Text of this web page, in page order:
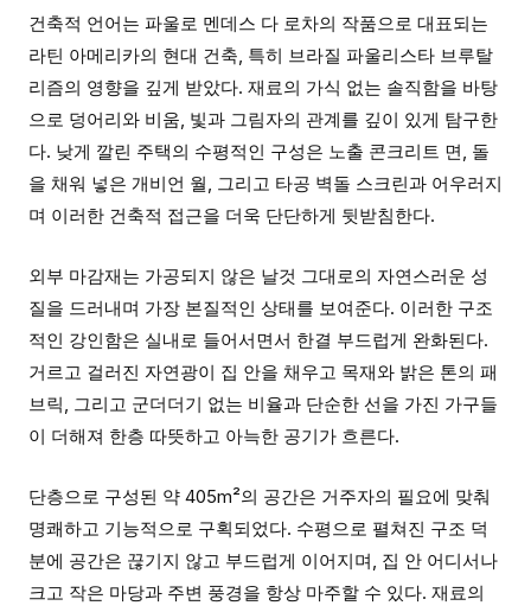
건축적 언어는 파울로 멘데스 다 로차의 작품으로 대표되는
라틴 아메리카의 현대 건축, 특히 브라질 파울리스타 브루탈
리즘의 영향을 깊게 받았다. 재료의 가식 없는 솔직함을 바탕
으로 덩어리와 비움, 빛과 그림자의 관계를 깊이 있게 탐구한
다. 낮게 깔린 주택의 수평적인 구성은 노출 콘크리트 면, 돌
을 채워 넣은 개비언 월, 그리고 타공 벽돌 스크린과 어우러지
며 이러한 건축적 접근을 더욱 단단하게 뒷받침한다.
외부 마감재는 가공되지 않은 날것 그대로의 자연스러운 성
질을 드러내며 가장 본질적인 상태를 보여준다. 이러한 구조
적인 강인함은 실내로 들어서면서 한결 부드럽게 완화된다.
거르고 걸러진 자연광이 집 안을 채우고 목재와 밝은 톤의 패
브릭, 그리고 군더더기 없는 비율과 단순한 선을 가진 가구들
이 더해져 한층 따뜻하고 아늑한 공기가 흐른다.
단층으로 구성된 약 405m²의 공간은 거주자의 필요에 맞춰
명쾌하고 기능적으로 구획되었다. 수평으로 펼쳐진 구조 덕
분에 공간은 끊기지 않고 부드럽게 이어지며, 집 안 어디서나
크고 작은 마당과 주변 풍경을 항상 마주할 수 있다. 재료의